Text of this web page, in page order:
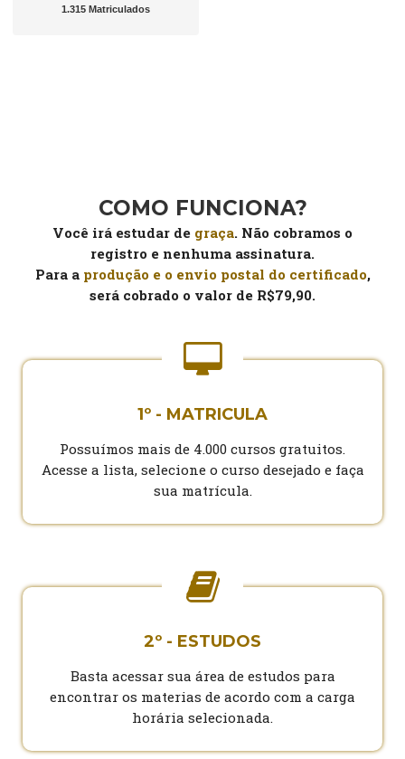
1.315 Matriculados
COMO FUNCIONA?
Você irá estudar de graça. Não cobramos o
registro e nenhuma assinatura.
Para a produção e o envio postal do certificado,
será cobrado o valor de R$79,90.
1º - MATRICULA
Possuímos mais de 4.000 cursos gratuitos.
Acesse a lista, selecione o curso desejado e faça
sua matrícula.
2º - ESTUDOS
Basta acessar sua área de estudos para
encontrar os materias de acordo com a carga
horária selecionada.